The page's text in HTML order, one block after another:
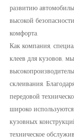
развитию
высокой
комфорта.
Как компания,
клеев для кузовов,
склеивания.
передовой
широко
кузовных
техническое